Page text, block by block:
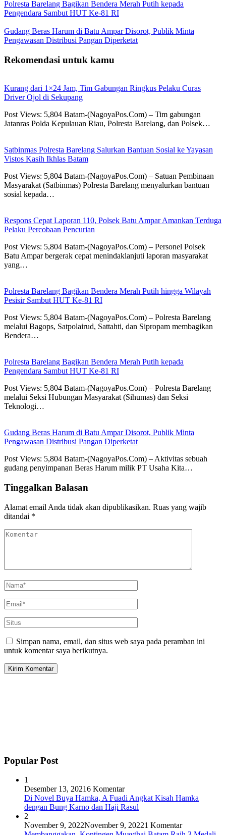
Polresta Barelang Bagikan Bendera Merah Putih kepada
Pengendara Sambut HUT Ke-81 RI
Gudang Beras Harum di Batu Ampar Disorot, Publik Minta
Pengawasan Distribusi Pangan Diperketat
Rekomendasi untuk kamu
Kurang dari 1×24 Jam, Tim Gabungan Ringkus Pelaku Curas
Driver Ojol di Sekupang
Post Views: 5,804 Batam-(NagoyaPos.Com) – Tim gabungan
Jatanras Polda Kepulauan Riau, Polresta Barelang, dan Polsek…
Satbinmas Polresta Barelang Salurkan Bantuan Sosial ke Yayasan
Vistos Kasih Ikhlas Batam
Post Views: 5,804 Batam-(NagoyaPos.Com) – Satuan Pembinaan
Masyarakat (Satbinmas) Polresta Barelang menyalurkan bantuan
sosial kepada…
Respons Cepat Laporan 110, Polsek Batu Ampar Amankan Terduga
Pelaku Percobaan Pencurian
Post Views: 5,804 Batam-(NagoyaPos.Com) – Personel Polsek
Batu Ampar bergerak cepat menindaklanjuti laporan masyarakat
yang…
Polresta Barelang Bagikan Bendera Merah Putih hingga Wilayah
Pesisir Sambut HUT Ke-81 RI
Post Views: 5,804 Batam-(NagoyaPos.Com) – Polresta Barelang
melalui Bagops, Satpolairud, Sattahti, dan Sipropam membagikan
Bendera…
Polresta Barelang Bagikan Bendera Merah Putih kepada
Pengendara Sambut HUT Ke-81 RI
Post Views: 5,804 Batam-(NagoyaPos.Com) – Polresta Barelang
melalui Seksi Hubungan Masyarakat (Sihumas) dan Seksi
Teknologi…
Gudang Beras Harum di Batu Ampar Disorot, Publik Minta
Pengawasan Distribusi Pangan Diperketat
Post Views: 5,804 Batam-(NagoyaPos.Com) – Aktivitas sebuah
gudang penyimpanan Beras Harum milik PT Usaha Kita…
Tinggalkan Balasan
Alamat email Anda tidak akan dipublikasikan. Ruas yang wajib
ditandai *
Simpan nama, email, dan situs web saya pada peramban ini
untuk komentar saya berikutnya.
Popular Post
1
Desember 13, 20216 Komentar
Di Novel Buya Hamka, A Fuadi Angkat Kisah Hamka
dengan Bung Karno dan Haji Rasul
2
November 9, 2022November 9, 20221 Komentar